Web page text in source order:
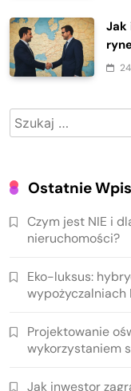
Jak
Szukaj:
Ostatnie
Czym jest NIE i
nieruchomości?
Eko-luksus:
wypożyczalniach
Projektowanie
wykorzystaniem
Jak inwestor